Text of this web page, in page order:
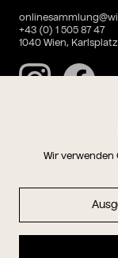
Wir verwenden
+43 (0) 1 505 87 47
1040 Wien,
InstagramFacebook
Magazin